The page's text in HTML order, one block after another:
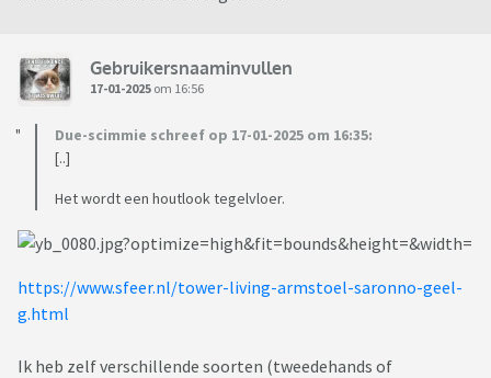
Gebruikersnaaminvullen
17-01-2025 om 16:56
Due-scimmie schreef op 17-01-2025 om 16:35:
[..]
Het wordt een houtlook tegelvloer.
https://www.sfeer.nl/tower-living-armstoel-saronno-geel-
g.html
Ik heb zelf verschillende soorten (tweedehands of